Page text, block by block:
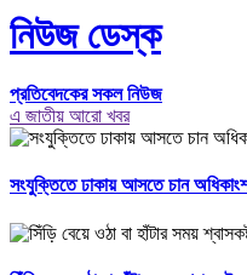
নিউজ ডেস্ক
প্রতিবেদকের সকল নিউজ
এ জাতীয় আরো খবর
সংযুক্তিতে ঢাকায় আসতে চান অধিকাংশ